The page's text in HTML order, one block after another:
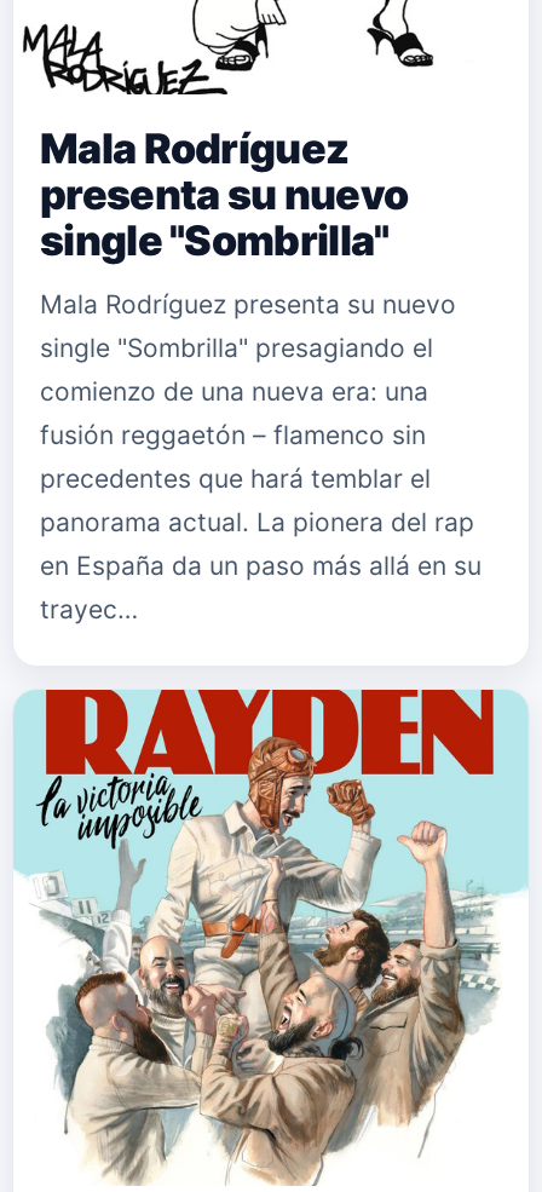
Mala Rodríguez
presenta su nuevo
single "Sombrilla"
Mala Rodríguez presenta su nuevo
single "Sombrilla" presagiando el
comienzo de una nueva era: una
fusión reggaetón – flamenco sin
precedentes que hará temblar el
panorama actual. La pionera del rap
en España da un paso más allá en su
trayec…